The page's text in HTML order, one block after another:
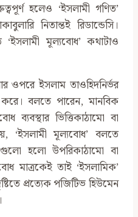
হলেও ‘ইসলামী গণিত’
নিতান্তই রিডান্ডেসি।
মূল্যবোধ’ কথাটাও
ওপরে ইসলাম তাওহিদনির্ভর
বলতে পারেন, মানবিক
ব্যবস্থার ভিত্তিকাঠামো বা
‘ইসলামী মূল্যবোধ’ বলতে
হলো উপরিকাঠামো বা
মাত্রকেই তাই ‘ইসলামিক’
প্রত্যেক পজিটিভ হিউমেন